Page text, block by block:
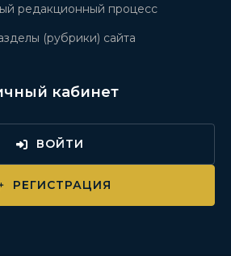
редакционный процесс
(рубрики) сайта
кабинет
ВОЙТИ
РЕГИСТРАЦИЯ